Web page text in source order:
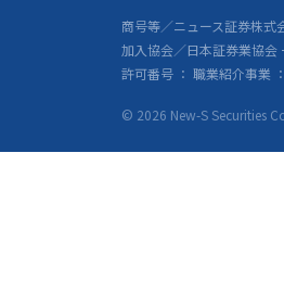
商号等／ニュース証券株
加入協会／日本証券業協会
許可番号 ： 職業紹介事業
© 2026 New-S Securities